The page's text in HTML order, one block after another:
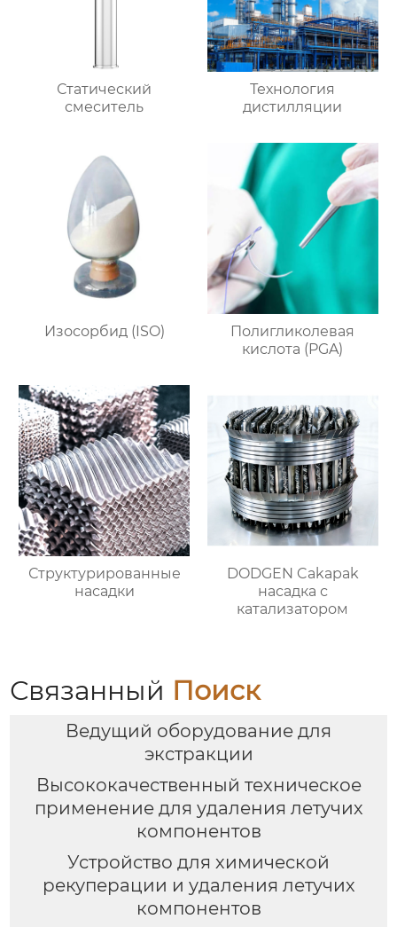
Статический
смеситель
Технология
дистилляции
Изосорбид (ISO)
Полигликолевая
кислота (PGA)
Структурированные
насадки
DODGEN Cakapak
насадка с
катализатором
Связанный Поиск
Ведущий оборудование для
экстракции
Высококачественный техническое
применение для удаления летучих
компонентов
Устройство для химической
рекуперации и удаления летучих
компонентов